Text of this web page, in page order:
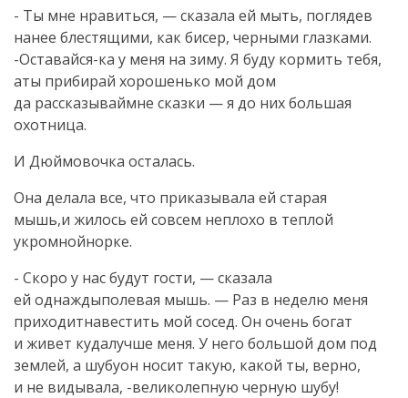
- Ты мне нравиться, — сказала ей мыть, поглядев
нанее блестящими, как бисер, черными глазками.
-Оставайся-ка у меня на зиму. Я буду кормить тебя,
аты прибирай хорошенько мой дом
да рассказываймне сказки — я до них большая
охотница.
И Дюймовочка осталась.
Она делала все, что приказывала ей старая
мышь,и жилось ей совсем неплохо в теплой
укромнойнорке.
- Скоро у нас будут гости, — сказала
ей однаждыполевая мышь. — Раз в неделю меня
приходитнавестить мой сосед. Он очень богат
и живет кудалучше меня. У него большой дом под
землей, а шубуон носит такую, какой ты, верно,
и не видывала, -великолепную черную шубу!